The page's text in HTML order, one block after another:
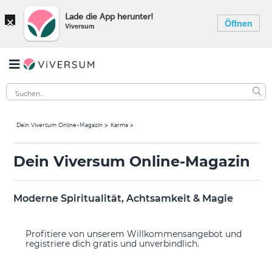
× Lade die App herunter!
Viversum Öffnen
Dein Viversum Online-Magazin Karma
Dein Viversum Online-Magazin
Moderne Spiritualität, Achtsamkeit & Magie
Profitiere von unserem Willkommensangebot und
registriere dich gratis und unverbindlich.